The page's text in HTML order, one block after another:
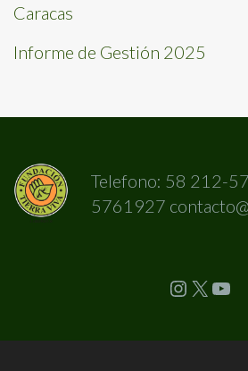
Caracas
Informe de Gestión 2025
Telefono: 58 212-
5761927
Instagram X YouTube